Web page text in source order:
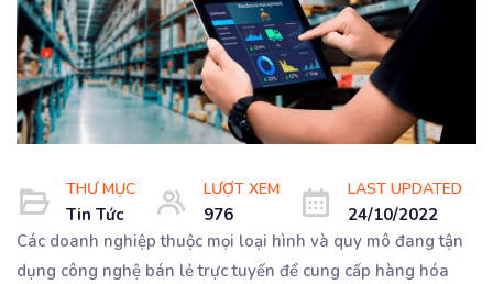
THƯ MỤC
Tin Tức
LƯỢT XEM
976
LAST UPDATED
24/10/2022
Các doanh nghiệp thuộc mọi loại hình và quy mô đang tận
dụng công nghệ bán lẻ trực tuyến để cung cấp hàng hóa